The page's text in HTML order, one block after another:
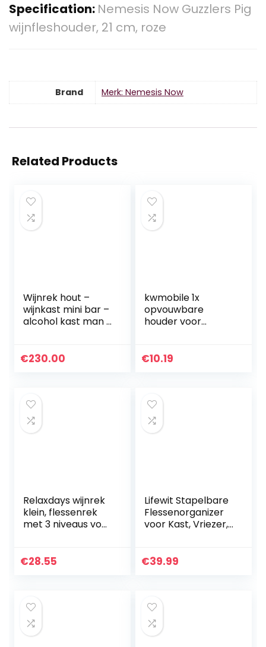
Specification: Nemesis Now Guzzlers Pig
wijnfleshouder, 21 cm, roze
Brand Merk: Nemesis Now
Related Products
Wijnrek hout –
wijnkast mini bar –
alcohol kast man –
cm hoog – retro
€230.00
kwmobile 1x
opvouwbare
houder voor
voorraadkast –
€10.19
Relaxdays wijnrek
klein, flessenrek
met 3 niveaus voor
21 x 28 cm
€28.55
Lifewit Stapelbare
Flessenorganizer
voor Kast, Vriezer,
Waterfleshouder
€39.99